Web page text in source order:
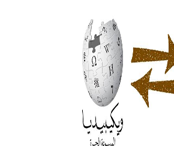
التغذية، ورسالته في جروح الرأس. ويعود
الطب من الدين والفلسفة.
إفراز حيواني يتكون في البحر ويتركب
وهو أحمر أو شديد الحمرة وهو
بكبر الحجم ويسمى الش